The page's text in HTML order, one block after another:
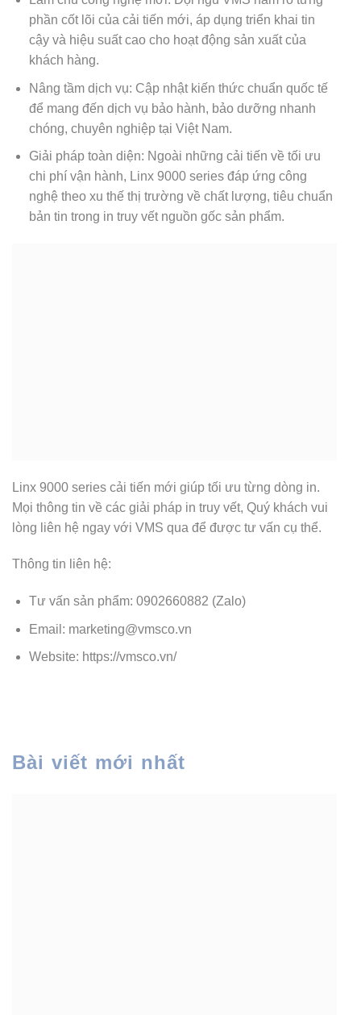
phần cốt lõi của cải tiến mới, áp dụng triển khai tin
cậy và hiệu suất cao cho hoạt động sản xuất của
khách hàng.
Nâng tầm dịch vụ: Cập nhật kiến thức chuẩn quốc tế
để mang đến dịch vụ bảo hành, bảo dưỡng nhanh
chóng, chuyên nghiệp tại Việt Nam.
Giải pháp toàn diện: Ngoài những cải tiến về tối ưu
chi phí vận hành, Linx 9000 series đáp ứng công
nghệ theo xu thế thị trường về chất lượng, tiêu chuẩn
bản tin trong in truy vết nguồn gốc sản phẩm.
Linx 9000 series cải tiến mới giúp tối ưu từng dòng in.
Mọi thông tin về các giải pháp in truy vết, Quý khách vui
lòng liên hệ ngay với VMS qua để được tư vấn cụ thể.
Thông tin liên hệ:
Tư vấn sản phẩm: 0902660882 (Zalo)
Email: marketing@vmsco.vn
Website: https://vmsco.vn/
Bài viết mới nhất